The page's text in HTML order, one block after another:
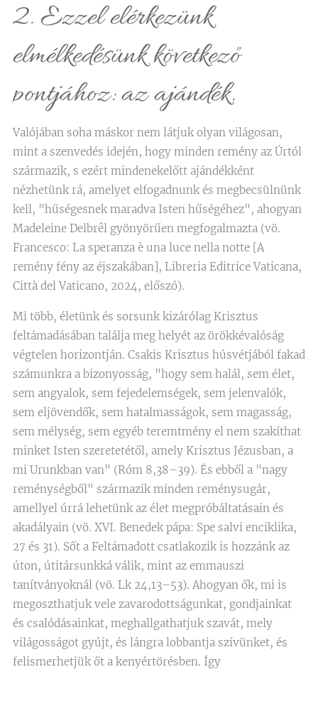
2. Ezzel elérkezünk
elmélkedésünk következő
pontjához: az ajándék.
Valójában soha máskor nem látjuk olyan világosan,
mint a szenvedés idején, hogy minden remény az Úrtól
származik, s ezért mindenekelőtt ajándékként
nézhetünk rá, amelyet elfogadnunk és megbecsülnünk
kell, "hűségesnek maradva Isten hűségéhez", ahogyan
Madeleine Delbrêl gyönyörűen megfogalmazta (vö.
Francesco: La speranza è una luce nella notte [A
remény fény az éjszakában], Libreria Editrice Vaticana,
Città del Vaticano, 2024, előszó).
Mi több, életünk és sorsunk kizárólag Krisztus
feltámadásában találja meg helyét az örökkévalóság
végtelen horizontján. Csakis Krisztus húsvétjából fakad
számunkra a bizonyosság, "hogy sem halál, sem élet,
sem angyalok, sem fejedelemségek, sem jelenvalók,
sem eljövendők, sem hatalmasságok, sem magasság,
sem mélység, sem egyéb teremtmény el nem szakíthat
minket Isten szeretetétől, amely Krisztus Jézusban, a
mi Urunkban van" (Róm 8,38–39). És ebből a "nagy
reménységből" származik minden reménysugár,
amellyel úrrá lehetünk az élet megpróbáltatásain és
akadályain (vö. XVI. Benedek pápa: Spe salvi enciklika,
27 és 31). Sőt a Feltámadott csatlakozik is hozzánk az
úton, útitársunkká válik, mint az emmauszi
tanítványoknál (vö. Lk 24,13–53). Ahogyan ők, mi is
megoszthatjuk vele zavarodottságunkat, gondjainkat
és csalódásainkat, meghallgathatjuk szavát, mely
világosságot gyújt, és lángra lobbantja szívünket, és
felismerhetjük őt a kenyértörésben. Így